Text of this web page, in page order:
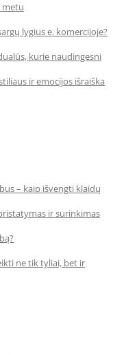
metu
lygius e. komercijoje?
kurie naudingesni
ir emocijos išraiška
– kaip išvengti klaidų
ir surinkimas
ne tik tyliai, bet ir